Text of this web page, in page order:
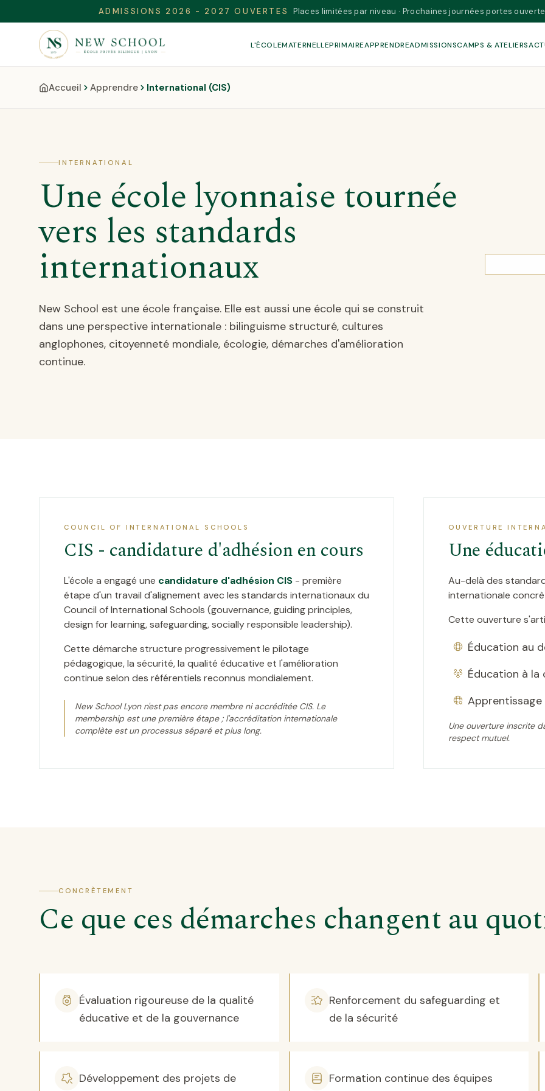
ADMISSIONS 2026 - 2027 OUVERTES Places limitées par niveau · Prochaines journées portes
L'ÉCOLEMATERNELLEPRIMAIREAPPRENDREADMISSIONSCAMPS & ATELIERS
Accueil Apprendre International (CIS)
INTERNATIONAL
Une école lyonnaise tournée
vers les standards
internationaux
New School est une école française. Elle est aussi une école qui se construit
dans une perspective internationale : bilinguisme structuré, cultures
anglophones, citoyenneté mondiale, écologie, démarches d'amélioration
continue.
COUNCIL OF INTERNATIONAL SCHOOLS
CIS - candidature d'adhésion en cours
L'école a engagé une candidature d'adhésion CIS - première
étape d'un travail d'alignement avec les standards internationaux du
Council of International Schools (gouvernance, guiding principles,
design for learning, safeguarding, socially responsible leadership).
Cette démarche structure progressivement le pilotage
pédagogique, la sécurité, la qualité éducative et l'amélioration
continue selon des référentiels reconnus mondialement.
New School Lyon n'est pas encore membre ni accréditée CIS. Le
membership est une première étape ; l'accréditation internationale
complète est un processus séparé et plus long.
OUVERTURE
Une
Au-delà des
internationale
Cette ouverture
Éducation au
Éducation à la
Une ouverture inscrite
respect mutuel.
CONCRÈTEMENT
Ce que ces démarches changent au
Évaluation rigoureuse de la qualité
éducative et de la gouvernance
Renforcement du safeguarding et
de la sécurité
Développement des projets de
Formation continue des équipes